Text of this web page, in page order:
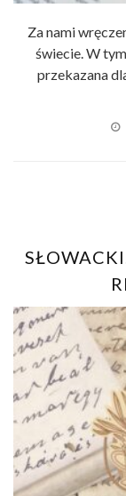
Za nami
świecie. W
przekazana